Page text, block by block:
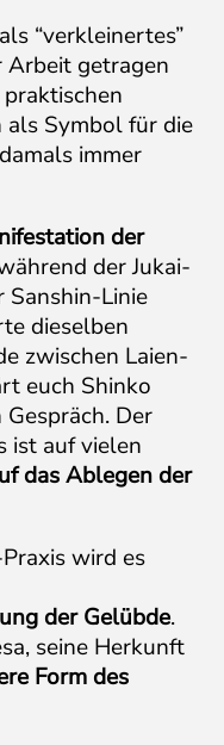
“verkleinertes”
Arbeit getragen
als Symbol für die
immer
der
der Jukai-
Sanshin-Linie
dieselben
zwischen Laien-
euch Shinko
Der
ist auf vielen
das Ablegen der
wird es
der Gelübde.
seine Herkunft
Form des